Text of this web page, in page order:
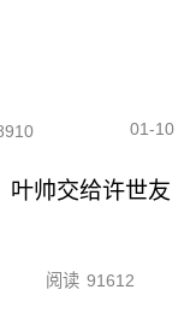
01-10
叶帅交给许世友
阅读 91612